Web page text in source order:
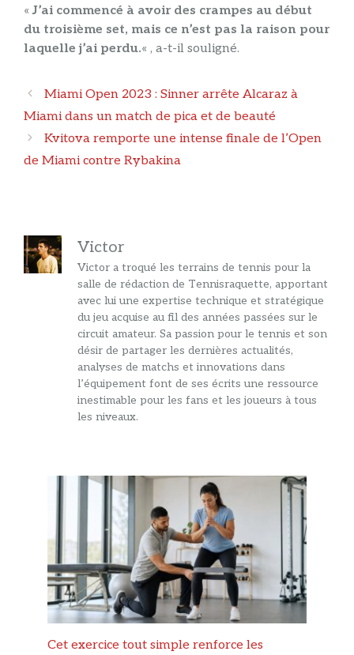
«J’ai commencé à avoir des crampes au début
du troisième set, mais ce n’est pas la raison pour
laquelle j’ai perdu.« , a-t-il souligné.
Navigation
des
Miami Open 2023 : Sinner arrête Alcaraz à
Miami dans un match de pica et de beauté
Kvitova remporte une intense finale de l’Open
de Miami contre Rybakina
Victor
Victor a troqué les terrains de tennis pour la
salle de rédaction de Tennisraquette, apportant
avec lui une expertise technique et stratégique
du jeu acquise au fil des années passées sur le
circuit amateur. Sa passion pour le tennis et son
désir de partager les dernières actualités,
analyses de matchs et innovations dans
l’équipement font de ses écrits une ressource
inestimable pour les fans et les joueurs à tous
les niveaux.
Cet exercice tout simple renforce les